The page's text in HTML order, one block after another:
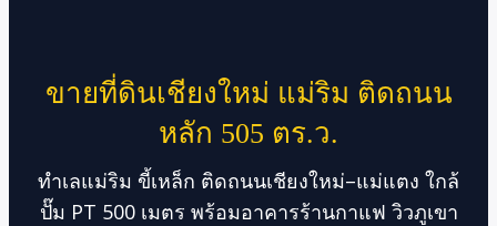
ขายที่ดินเชียงใหม่ แม่ริม ติดถนน
หลัก 505 ตร.ว.
ทำเลแม่ริม ขี้เหล็ก ติดถนนเชียงใหม่–แม่แตง ใกล้
ปั๊ม PT 500 เมตร พร้อมอาคารร้านกาแฟ วิวภูเขา